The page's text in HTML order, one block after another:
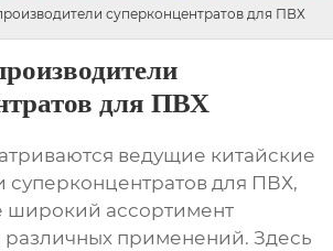
суперконцентратов для ПВХ
для ПВХ
ведущие китайские
суперконцентратов для ПВХ,
ассортимент
применений. Здесь